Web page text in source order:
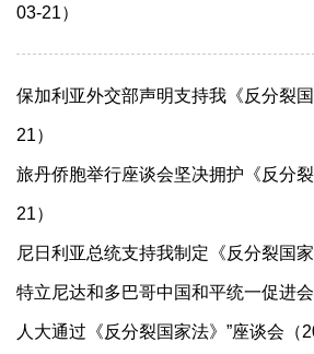
03-21）
保加利亚外交部声明支持我《反分裂
21）
旅丹侨胞举行座谈会坚决拥护《反分
21）
尼日利亚总统支持我制定《反分裂国
特立尼达和多巴哥中国和平统一促进
人大通过《反分裂国家法》”座谈会（